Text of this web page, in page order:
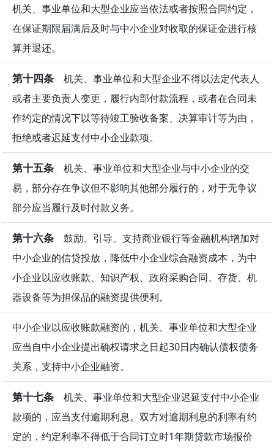
机关、事业单位和大型企业应当依法或者按照合同约定，
在保证期限届满后及时与中小企业对收取的保证金进行核
算并退还。
第十四条 机关、事业单位和大型企业不得以法定代表人
或者主要负责人变更，履行内部付款流程，或者在合同未
作约定的情况下以等待竣工验收备案、决算审计等为由，
拒绝或者迟延支付中小企业款项。
第十五条 机关、事业单位和大型企业与中小企业的交
易，部分存在争议但不影响其他部分履行的，对于无争议
部分应当履行及时付款义务。
第十六条 鼓励、引导、支持商业银行等金融机构增加对
中小企业的信贷投放，降低中小企业综合融资成本，为中
小企业以应收账款、知识产权、政府采购合同、存货、机
器设备等为担保品的融资提供便利。
中小企业以应收账款融资的，机关、事业单位和大型企业
应当自中小企业提出确权请求之日起30日内确认债权债务
关系，支持中小企业融资。
第十七条 机关、事业单位和大型企业迟延支付中小企业
款项的，应当支付逾期利息。双方对逾期利息的利率有约
定的，约定利率不得低于合同订立时1年期贷款市场报价